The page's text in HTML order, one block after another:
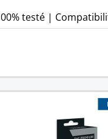
testé |